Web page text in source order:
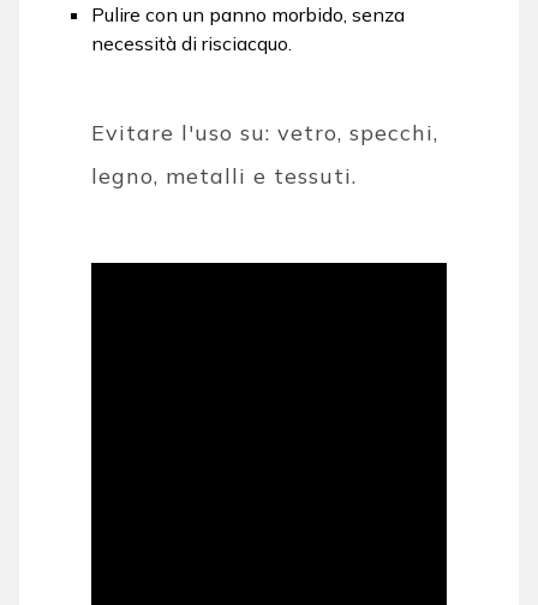
Pulire con un panno morbido, senza
necessità di risciacquo.
Evitare l'uso su: vetro, specchi,
legno, metalli e tessuti.